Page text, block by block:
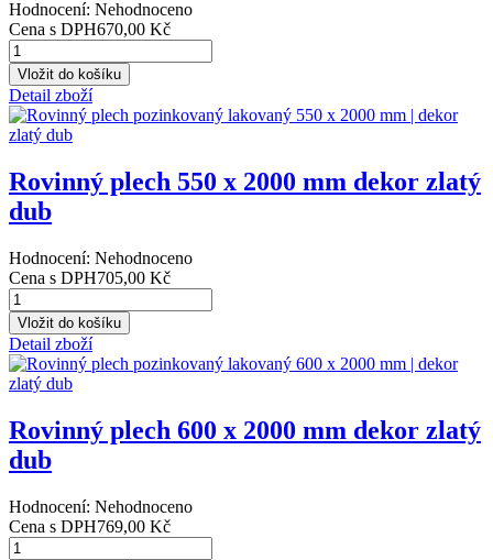
Rovinný plech 450 x 2000 mm dekor zlatý
dub
Hodnocení: Nehodnoceno
Cena s DPH603,00 Kč
Detail zboží
Rovinný plech 500 x 2000 mm dekor zlatý
dub
Hodnocení: Nehodnoceno
Cena s DPH
Rovinný plech 550 x 2000 mm dekor zlatý
dub